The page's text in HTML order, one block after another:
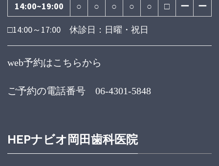
14:00~19:00
○ ○ ○ ○ ○ □ ー ー
□14:00～17:00 休診日：日曜・祝日
web予約はこちらから
ご予約の電話番号 06-4301-5848
HEPナビオ岡田歯科医院